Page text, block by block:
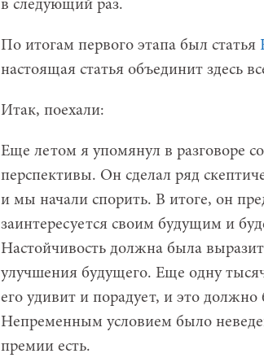
в следующий раз.
По итогам первого этапа был статья
настоящая статья объединит здесь
Итак, поехали:
Еще летом я упомянул в разговоре
перспективы. Он сделал ряд
и мы начали спорить. В итоге, он
заинтересуется своим будущим и
Настойчивость должна была
улучшения будущего. Еще одну
его удивит и порадует, и это
Непременным условием было
премии есть.